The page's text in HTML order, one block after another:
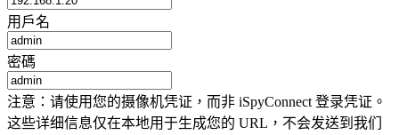
用戶名
密碼
注意：请使用您的摄像机凭证，而非 iSpyConnect 登录凭证。
这些详细信息仅在本地用于生成您的 URL，不会发送到我们